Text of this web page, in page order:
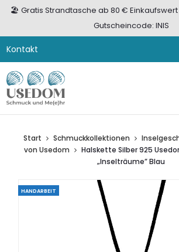
🏖️ Gratis Strandtasche ab 80 € Einkaufswert
Gutscheincode: INIS
Kontakt
Start Schmuckkollektionen
von Usedom
Halskette Silber 925
„Inselträume” Blau
HANDARBEIT